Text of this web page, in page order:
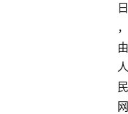
日
，
由
人
民
网